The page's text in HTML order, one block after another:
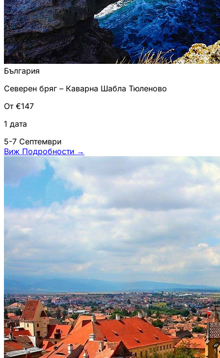
България
Северен бряг – Каварна Шабла Тюленово
От €147
1 дата
5-7 Септември
Виж Подробности →